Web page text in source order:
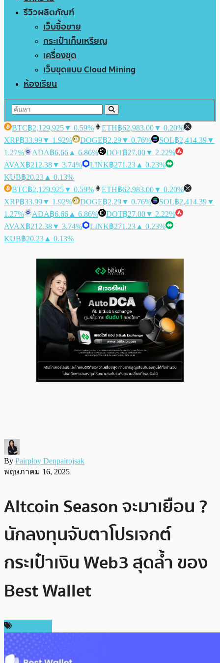
รีวิวผลิตภัณฑ์
เว็บซื้อขาย
กระเป๋าเก็บเหรียญ
เครื่องขุด
เว็บขุดแบบ Cloud Mining
ห้องเรียน
BTC฿2,129,925▼ 0.59% ETH฿62,983.00▼ 0.20%
XRP฿33.99▼ 1.92% DOGE฿2.29▼ 0.76% SOL฿2,414.39▼
1.27%
ADA฿6.66 ▲ 6.86% DOT฿27.00▼ 2.22%
AVAX฿212.38▼ 3.74% LINK฿271.23 ▲ 0.23%
KUB฿20.23 ▲ 0.13%
BTC฿2,129,925▼ 0.59% ETH฿62,983.00▼ 0.20%
XRP฿33.99▼ 1.92% DOGE฿2.29▼ 0.76% SOL฿2,414.39▼
1.27%
ADA฿6.66 ▲ 6.86% DOT฿27.00▼ 2.22%
AVAX฿212.38▼ 3.74% LINK฿271.23 ▲ 0.23%
KUB฿20.23 ▲ 0.13%
By Pairploy Denpairojsak
พฤษภาคม 16, 2025
Altcoin Season จะมาเยือน ?
นักลงทุนจับตาโปรเจกต์
กระเป๋าเงิน Web3 สุดล้ำ ของ
Best Wallet